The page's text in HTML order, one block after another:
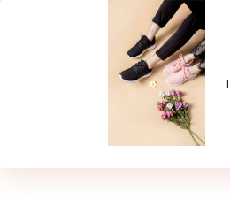
SPÉCIAL RENTRÉE
LECTURE ET FILMS PRODUITS
JOINDRE MEVE ET CIE |